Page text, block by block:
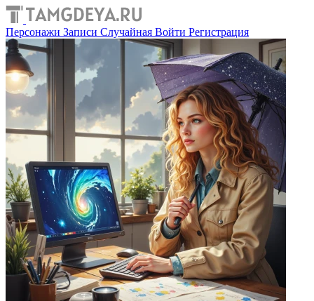
Персонажи Записи Случайная Войти Регистрация